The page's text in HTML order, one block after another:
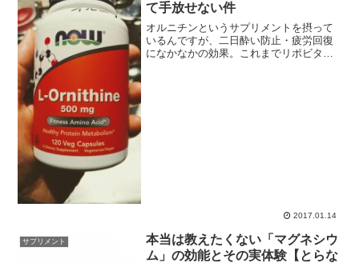
て手放せない件
オルニチンというサプリメントを摂って
いるんですが、二日酔い防止・疲労回復
になかなかの効果。これまでリポビタン
2017.01.14
サプリメント
本当は教えたくない「マグネシウ
ム」の効能とその実体験【とらな